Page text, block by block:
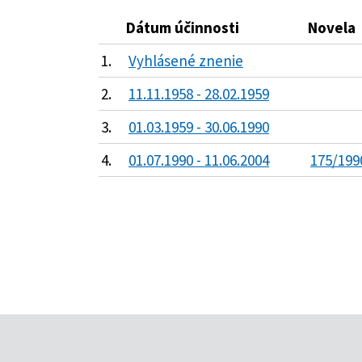
Dátum účinnosti
Novela
1.
Vyhlásené znenie
2.
11.11.1958 - 28.02.1959
3.
01.03.1959 - 30.06.1990
4.
01.07.1990 - 11.06.2004 175/